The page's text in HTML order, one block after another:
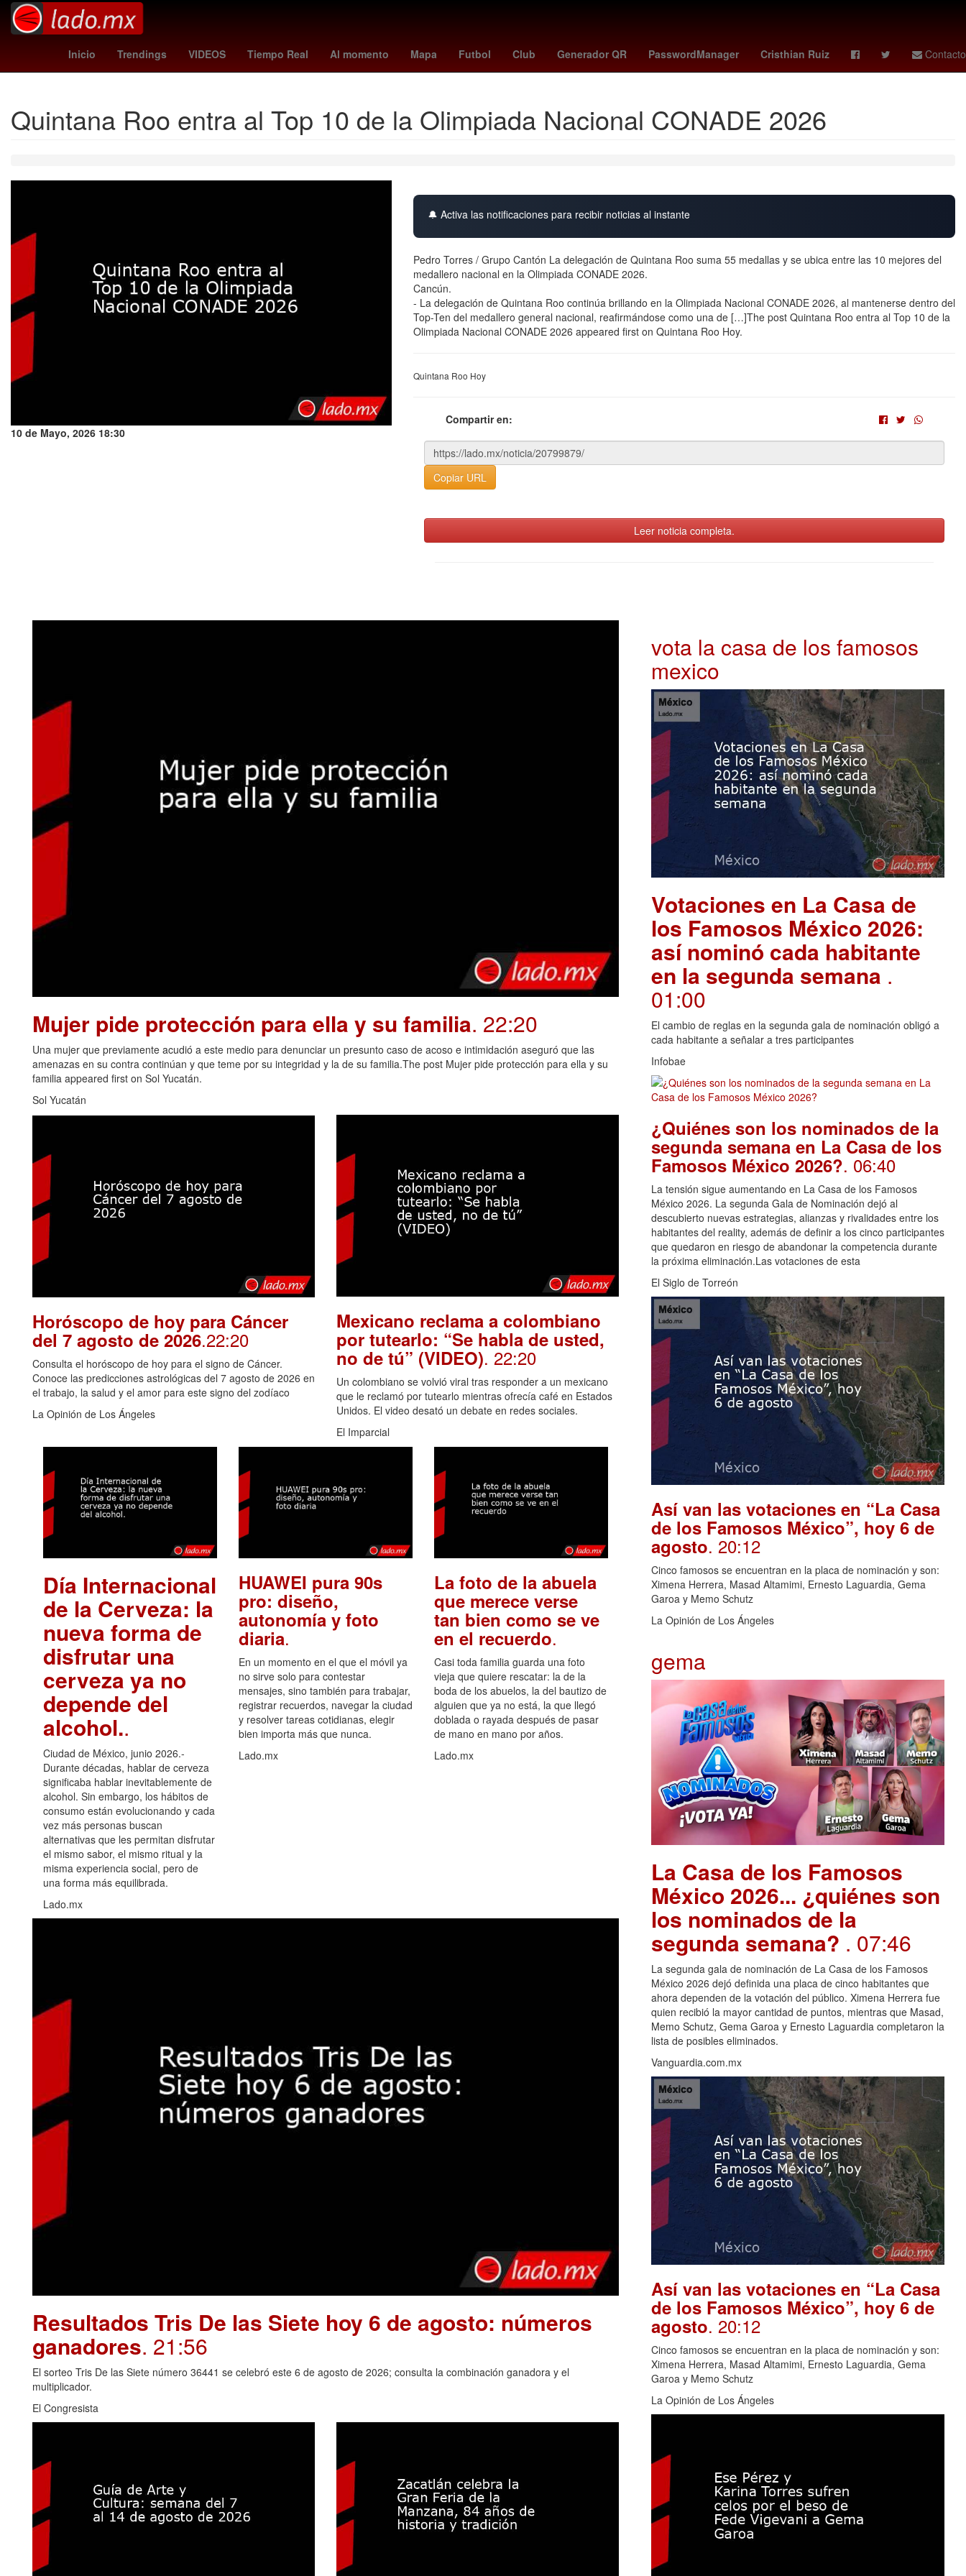
Inicio Trendings VIDEOS Tiempo Real Al momento Mapa Futbol Club Generador QR PasswordManager Cristhian Ruiz Contacto
coby white Golden State Warriors Hulu China bryan cranston cyclospora Nueva York American Horror Story Semana Santa Taylor Swift
Quintana Roo entra al Top 10 de la Olimpiada Nacional CONADE 2026
10 de Mayo, 2026 18:30
🔔 Activa las notificaciones para recibir noticias al instante
Pedro Torres / Grupo Cantón La delegación de Quintana Roo suma 55 medallas y se ubica entre las 10 mejores del
medallero nacional en la Olimpiada CONADE 2026.
Cancún.
- La delegación de Quintana Roo continúa brillando en la Olimpiada Nacional CONADE 2026, al mantenerse dentro del
Top-Ten del medallero general nacional, reafirmándose como una de […]The post Quintana Roo entra al Top 10 de la
Olimpiada Nacional CONADE 2026 appeared first on Quintana Roo Hoy.
Quintana Roo Hoy
Compartir en:
Copiar URL
Leer noticia completa.
Mujer pide protección para ella y su familia. 22:20
Una mujer que previamente acudió a este medio para denunciar un presunto caso de acoso e intimidación aseguró que las
amenazas en su contra continúan y que teme por su integridad y la de su familia.The post Mujer pide protección para ella y su
familia appeared first on Sol Yucatán.
Sol Yucatán
Horóscopo de hoy para Cáncer
del 7 agosto de 2026.22:20
Consulta el horóscopo de hoy para el signo de Cáncer.
Conoce las predicciones astrológicas del 7 agosto de 2026 en
el trabajo, la salud y el amor para este signo del zodíaco
La Opinión de Los Ángeles
Mexicano reclama a colombiano
por tutearlo: “Se habla de usted,
no de tú” (VIDEO). 22:20
Un colombiano se volvió viral tras responder a un mexicano
que le reclamó por tutearlo mientras ofrecía café en Estados
Unidos. El video desató un debate en redes sociales.
El Imparcial
Día Internacional
de la Cerveza: la
nueva forma de
disfrutar una
cerveza ya no
depende del
alcohol..
Ciudad de México, junio 2026.-
Durante décadas, hablar de cerveza
significaba hablar inevitablemente de
alcohol. Sin embargo, los hábitos de
consumo están evolucionando y cada
vez más personas buscan
alternativas que les permitan disfrutar
el mismo sabor, el mismo ritual y la
misma experiencia social, pero de
una forma más equilibrada.
Lado.mx
HUAWEI pura 90s
pro: diseño,
autonomía y foto
diaria.
En un momento en el que el móvil ya
no sirve solo para contestar
mensajes, sino también para trabajar,
registrar recuerdos, navegar la ciudad
y resolver tareas cotidianas, elegir
bien importa más que nunca.
Lado.mx
La foto de la abuela
que merece verse
tan bien como se ve
en el recuerdo.
Casi toda familia guarda una foto
vieja que quiere rescatar: la de la
boda de los abuelos, la del bautizo de
alguien que ya no está, la que llegó
doblada o rayada después de pasar
de mano en mano por años.
Lado.mx
Resultados Tris De las Siete hoy 6 de agosto: números
ganadores. 21:56
El sorteo Tris De las Siete número 36441 se celebró este 6 de agosto de 2026; consulta la combinación ganadora y el
multiplicador.
El Congresista
vota la casa de los famosos
mexico
Votaciones en La Casa de
los Famosos México 2026:
así nominó cada habitante
en la segunda semana .
01:00
El cambio de reglas en la segunda gala de nominación obligó a
cada habitante a señalar a tres participantes
Infobae
¿Quiénes son los nominados de la
segunda semana en La Casa de los
Famosos México 2026?. 06:40
La tensión sigue aumentando en La Casa de los Famosos
México 2026. La segunda Gala de Nominación dejó al
descubierto nuevas estrategias, alianzas y rivalidades entre los
habitantes del reality, además de definir a los cinco participantes
que quedaron en riesgo de abandonar la competencia durante
la próxima eliminación.Las votaciones de esta
El Siglo de Torreón
Así van las votaciones en “La Casa
de los Famosos México”, hoy 6 de
agosto. 20:12
Cinco famosos se encuentran en la placa de nominación y son:
Ximena Herrera, Masad Altamimi, Ernesto Laguardia, Gema
Garoa y Memo Schutz
La Opinión de Los Ángeles
gema
La Casa de los Famosos
México 2026... ¿quiénes son
los nominados de la
segunda semana? . 07:46
La segunda gala de nominación de La Casa de los Famosos
México 2026 dejó definida una placa de cinco habitantes que
ahora dependen de la votación del público. Ximena Herrera fue
quien recibió la mayor cantidad de puntos, mientras que Masad,
Memo Schutz, Gema Garoa y Ernesto Laguardia completaron la
lista de posibles eliminados.
Vanguardia.com.mx
Así van las votaciones en “La Casa
de los Famosos México”, hoy 6 de
agosto. 20:12
Cinco famosos se encuentran en la placa de nominación y son:
Ximena Herrera, Masad Altamimi, Ernesto Laguardia, Gema
Garoa y Memo Schutz
La Opinión de Los Ángeles